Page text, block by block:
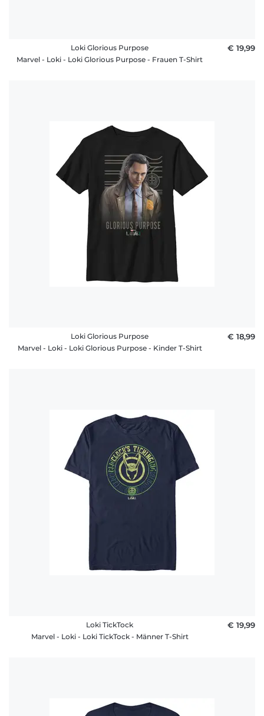
Loki Glorious Purpose
Marvel - Loki - Loki Glorious Purpose - Frauen T-Shirt
€ 19,99
Loki Glorious Purpose
Marvel - Loki - Loki Glorious Purpose - Kinder T-Shirt
€ 18,99
Loki TickTock
Marvel - Loki - Loki TickTock - Männer T-Shirt
€ 19,99